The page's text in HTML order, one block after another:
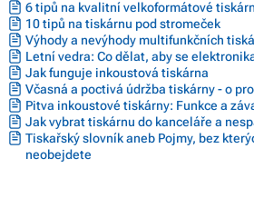
6 tipů na kvalitní velkoformátové
10 tipů na tiskárnu pod stromeček
Výhody a nevýhody multifunkčních
Letní vedra: Co dělat, aby se
Jak funguje inkoustová tiskárna
Včasná a poctivá údržba tiskárny - o
Pitva inkoustové tiskárny: Funkce a
Jak vybrat tiskárnu do kanceláře a
Tiskařský slovník aneb Pojmy, bez
neobejdete